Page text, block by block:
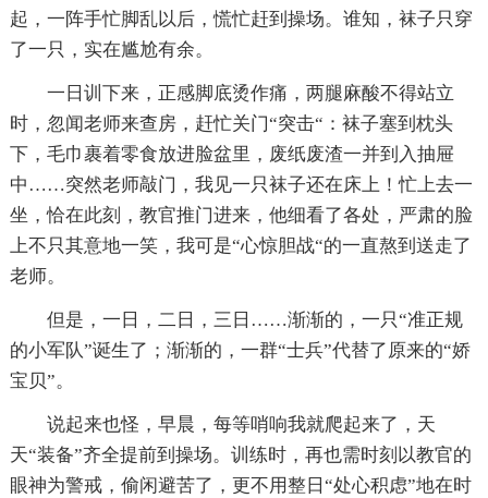
起，一阵手忙脚乱以后，慌忙赶到操场。谁知，袜子只穿
了一只，实在尴尬有余。
一日训下来，正感脚底烫作痛，两腿麻酸不得站立
时，忽闻老师来查房，赶忙关门“突击“：袜子塞到枕头
下，毛巾裹着零食放进脸盆里，废纸废渣一并到入抽屉
中……突然老师敲门，我见一只袜子还在床上！忙上去一
坐，恰在此刻，教官推门进来，他细看了各处，严肃的脸
上不只其意地一笑，我可是“心惊胆战“的一直熬到送走了
老师。
但是，一日，二日，三日……渐渐的，一只“准正规
的小军队”诞生了；渐渐的，一群“士兵”代替了原来的“娇
宝贝”。
说起来也怪，早晨，每等哨响我就爬起来了，天
天“装备”齐全提前到操场。训练时，再也需时刻以教官的
眼神为警戒，偷闲避苦了，更不用整日“处心积虑”地在时